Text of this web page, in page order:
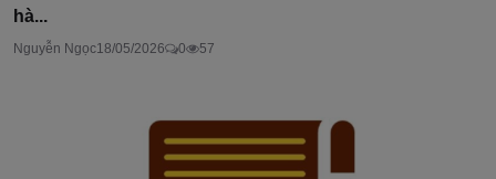
hà...
Nguyễn Ngọc18/05/2026 0 57